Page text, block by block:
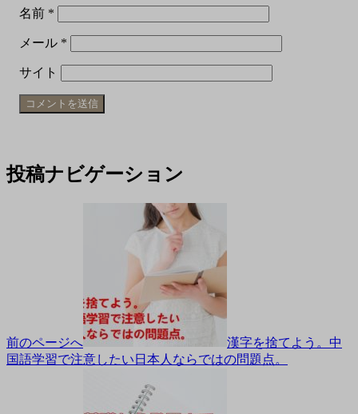
名前 *
メール *
サイト
投稿ナビゲーション
前のページへ
漢字を捨てよう。中
国語学習で注意したい日本人ならではの問題点。